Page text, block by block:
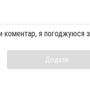
коментар, я погоджуюся з
Додати